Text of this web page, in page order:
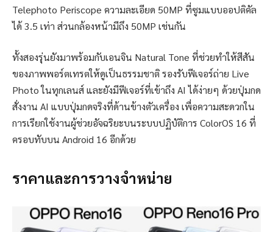
Telephoto Periscope ความละเอียด 50MP ที่ซูมแบบออปติคัล
ได้ 3.5 เท่า ส่วนกล้องหน้ามีถึง 50MP เช่นกัน
ทั้งสองรุ่นยังมาพร้อมกับเอนจิน Natural Tone ที่ช่วยทำให้สีสัน
ของภาพพอร์ตเทรตให้ดูเป็นธรรมชาติ รองรับฟีเจอร์ถ่าย Live
Photo ในทุกเลนส์ และยังมีฟีเจอร์ที่เข้าถึง AI ได้ง่ายๆ ด้วยปุ่มกด
สั่งงาน AI แบบปุ่มกดจริงที่ด้านข้างตัวเครื่อง เพื่อความสะดวกใน
การเรียกใช้งานผู้ช่วยอัจฉริยะบนระบบปฏิบัติการ ColorOS 16 ที่
ครอบทับบน Android 16 อีกด้วย
ราคาและการวางจำหน่าย